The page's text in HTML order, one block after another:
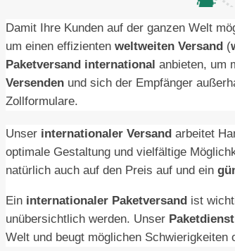
Damit Ihre Kunden auf der ganzen Welt
um einen effizienten weltweiten Versand (
Paketversand international anbieten, um
Versenden und sich der Empfänger
Zollformulare.
Unser internationaler Versand arbeitet
optimale Gestaltung und vielfältige
natürlich auch auf den Preis auf und ein
Ein internationaler Paketversand ist
unübersichtlich werden. Unser Paketdienst
Welt und beugt möglichen Schwierigkeiten